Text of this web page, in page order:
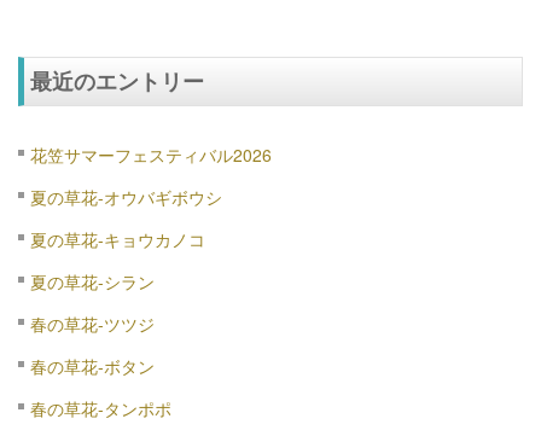
最近のエントリー
花笠サマーフェスティバル2026
夏の草花-オウバギボウシ
夏の草花-キョウカノコ
夏の草花-シラン
春の草花-ツツジ
春の草花-ボタン
春の草花-タンポポ